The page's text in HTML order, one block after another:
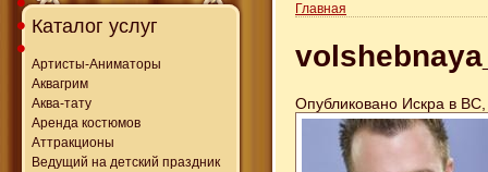
Каталог услуг
Артисты-Аниматоры
Аквагрим
Аква-тату
Аренда костюмов
Аттракционы
Ведущий на детский праздник
Главная
Опубликовано Искра в